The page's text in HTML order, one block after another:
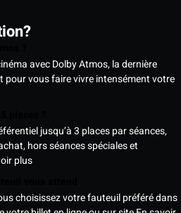
avec Dolby Atmos, la dernière
pour vous faire vivre intensément votre
jusqu’à 3 places par séances,
hors séances spéciales et
plus
choisissez votre fauteuil préféré dans